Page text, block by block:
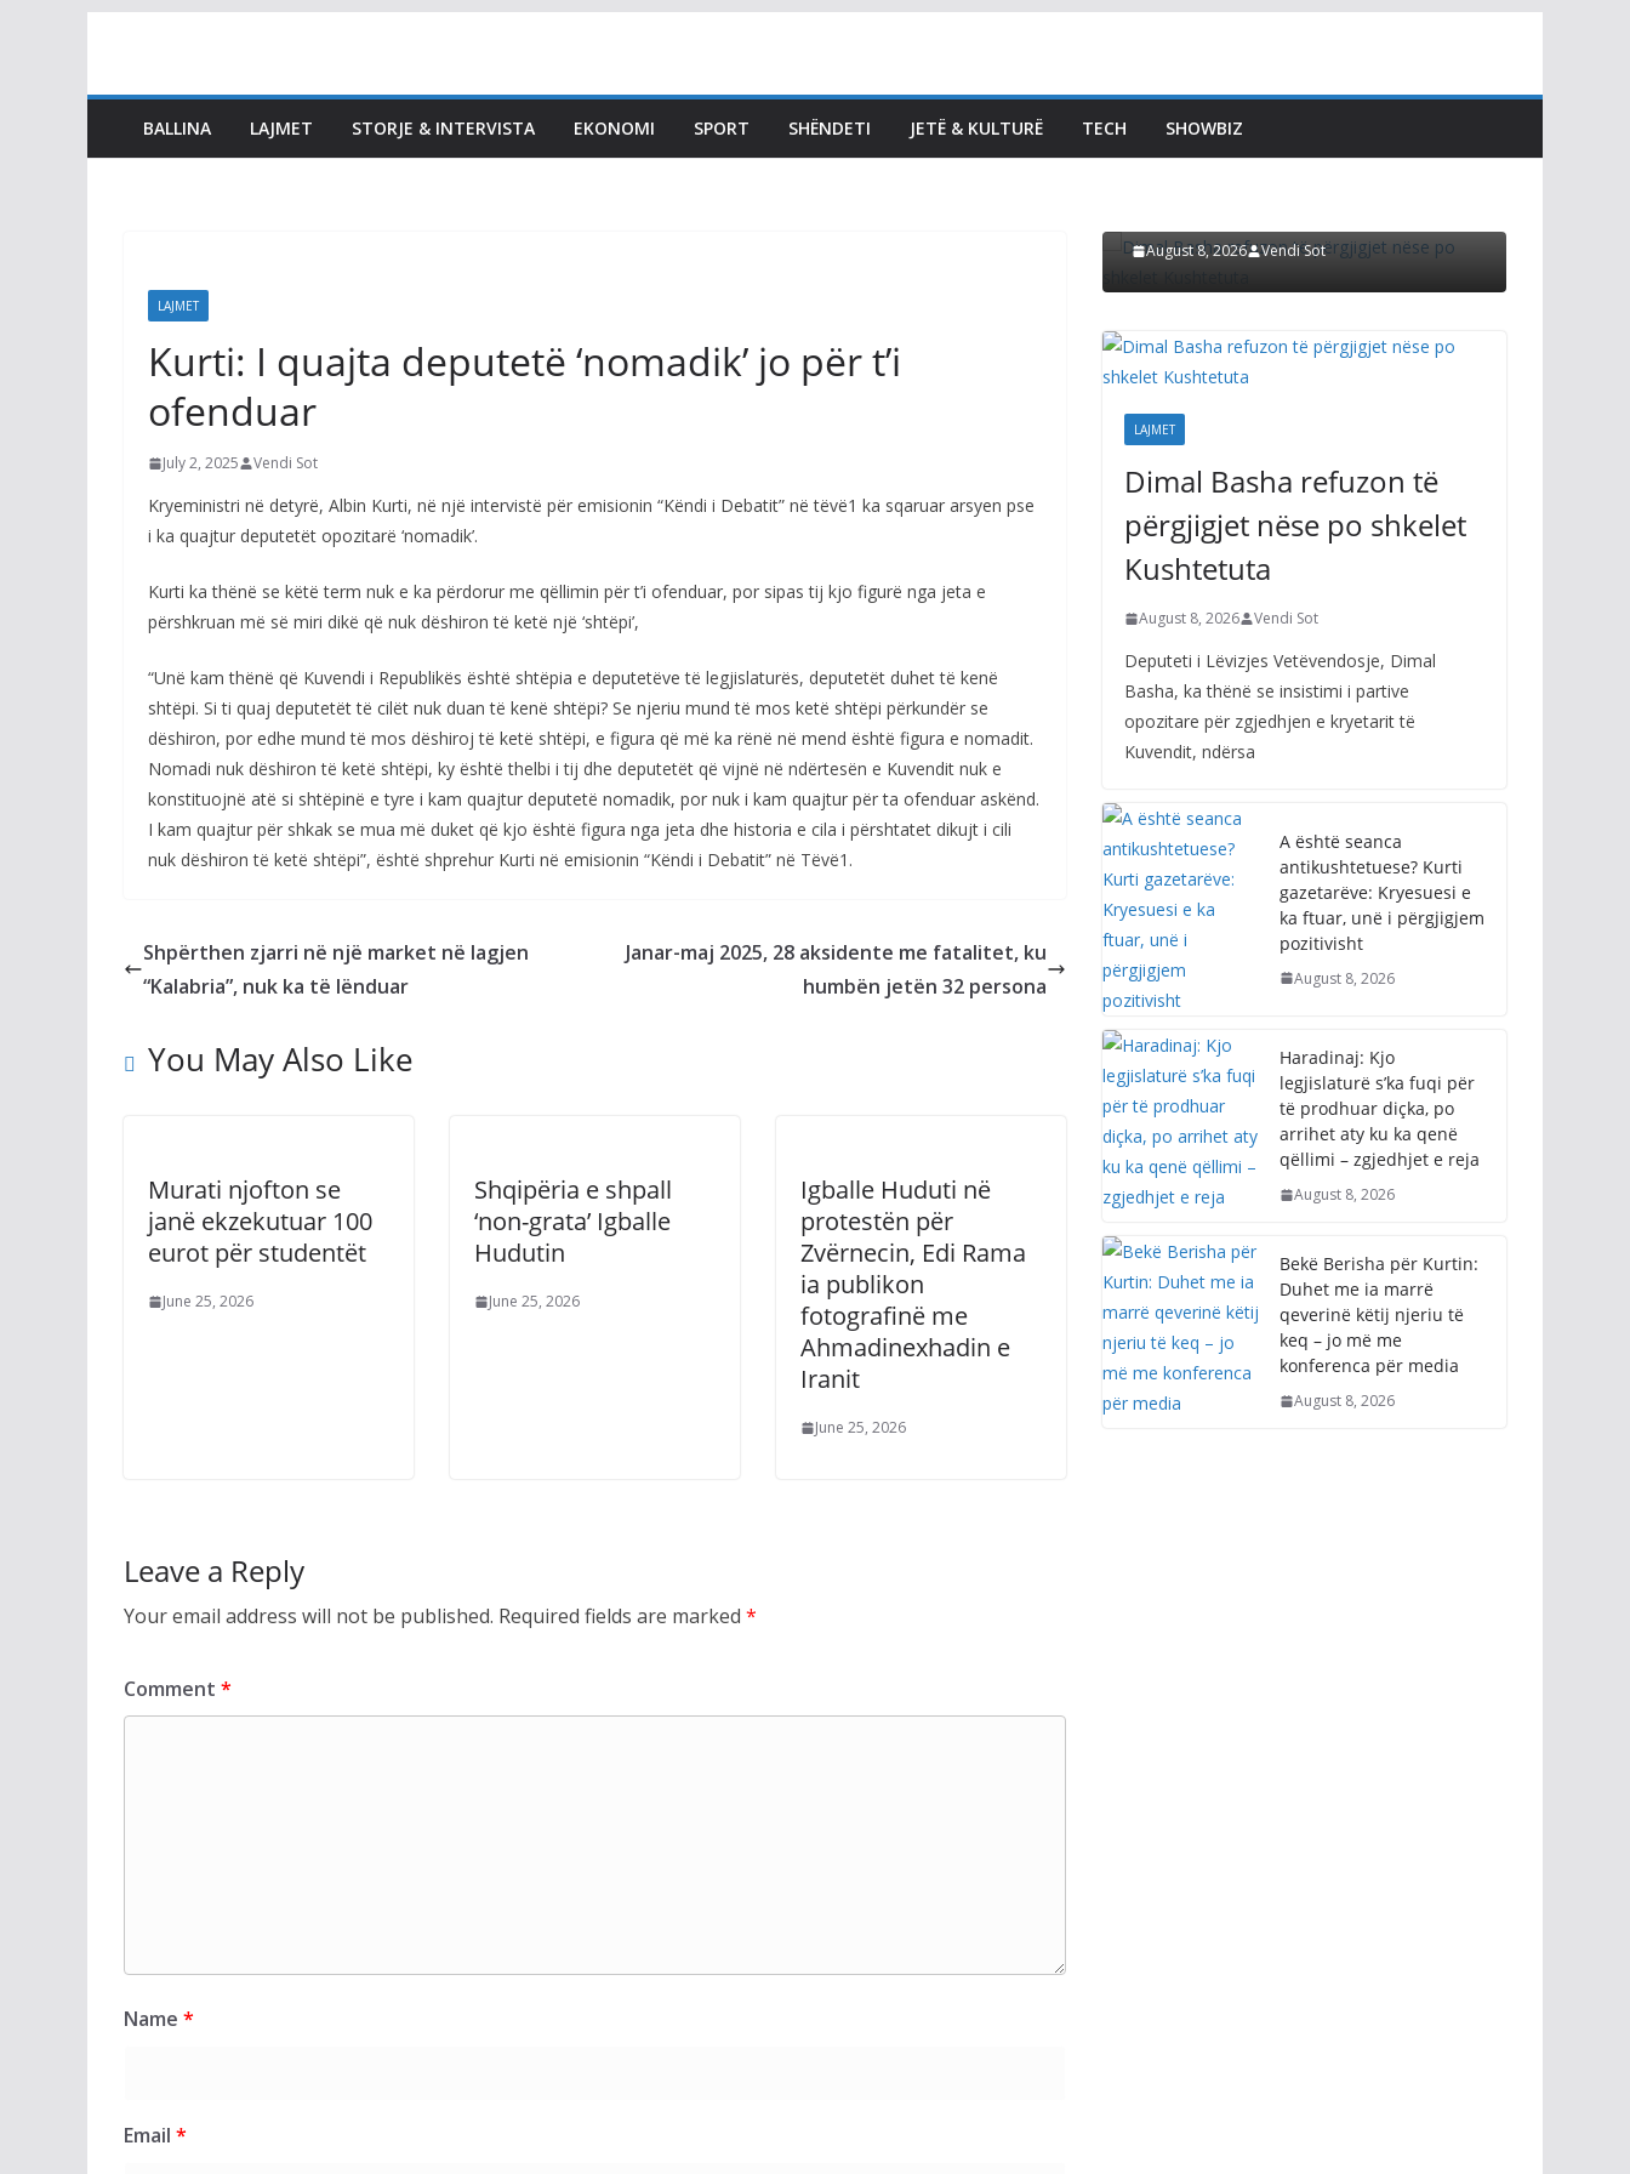
content
BALLINA LAJMET STORJE & INTERVISTA EKONOMI SPORT SHËNDETI JETË & KULTURË TECH SHOWBIZ
LAJMET
Kurti: I quajta deputetë ‘nomadik’ jo për t’i
ofenduar
July 2, 2025 Vendi Sot
Kryeministri në detyrë, Albin Kurti, në një intervistë për emisionin “Këndi i Debatit” në tëvë1 ka sqaruar arsyen pse
i ka quajtur deputetët opozitarë ‘nomadik’.
Kurti ka thënë se këtë term nuk e ka përdorur me qëllimin për t’i ofenduar, por sipas tij kjo figurë nga jeta e
përshkruan më së miri dikë që nuk dëshiron të ketë një ‘shtëpi’,
“Unë kam thënë që Kuvendi i Republikës është shtëpia e deputetëve të legjislaturës, deputetët duhet të kenë
shtëpi. Si ti quaj deputetët të cilët nuk duan të kenë shtëpi? Se njeriu mund të mos ketë shtëpi përkundër se
dëshiron, por edhe mund të mos dëshiroj të ketë shtëpi, e figura që më ka rënë në mend është figura e nomadit.
Nomadi nuk dëshiron të ketë shtëpi, ky është thelbi i tij dhe deputetët që vijnë në ndërtesën e Kuvendit nuk e
konstituojnë atë si shtëpinë e tyre i kam quajtur deputetë nomadik, por nuk i kam quajtur për ta ofenduar askënd.
I kam quajtur për shkak se mua më duket që kjo është figura nga jeta dhe historia e cila i përshtatet dikujt i cili
nuk dëshiron të ketë shtëpi”, është shprehur Kurti në emisionin “Këndi i Debatit” në Tëvë1.
Shpërthen zjarri në një market në lagjen
“Kalabria”, nuk ka të lënduar
Janar-maj 2025, 28 aksidente me fatalitet, ku
humbën jetën 32 persona
You May Also Like
Murati njofton se
janë ekzekutuar 100
eurot për studentët
June 25, 2026
Shqipëria e shpall
‘non-grata’ Igballe
Hudutin
June 25, 2026
Igballe Huduti në
protestën për
Zvërnecin, Edi Rama
ia publikon
fotografinë me
Ahmadinexhadin e
Iranit
June 25, 2026
Leave a Reply
Your email address will not be published. Required fields are marked *
Comment *
Name *
Email *
Bekë Berisha për Kurtin:
Duhet me ia marrë
qeverinë këtij njeriu të
Dimal Basha refuzon të
përgjigjet nëse po shkelet
August 8, 2026 Vendi Sot
A
LAJMET
Dimal Basha refuzon të
përgjigjet nëse po shkelet
Kushtetuta
August 8, 2026 Vendi Sot
Deputeti i Lëvizjes Vetëvendosje, Dimal
Basha, ka thënë se insistimi i partive
opozitare për zgjedhjen e kryetarit të
Kuvendit, ndërsa
A është seanca
antikushtetuese? Kurti
gazetarëve: Kryesuesi e
ka ftuar, unë i përgjigjem
pozitivisht
August 8, 2026
Haradinaj: Kjo
legjislaturë s’ka fuqi për
të prodhuar diçka, po
arrihet aty ku ka qenë
qëllimi – zgjedhjet e reja
August 8, 2026
Bekë Berisha për Kurtin:
Duhet me ia marrë
qeverinë këtij njeriu të
keq – jo më me
konferenca për media
August 8, 2026